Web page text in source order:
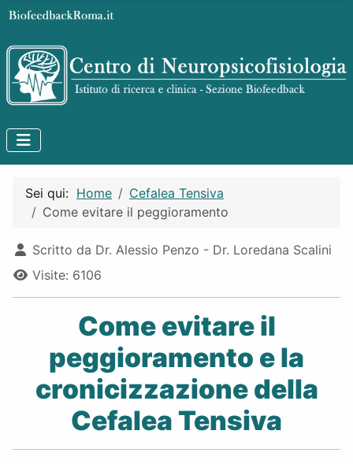
Sei qui: Home
Cefalea Tensiva
Come evitare il peggioramento
Dettagli
Scritto da Dr. Alessio Penzo - Dr. Loredana Scalini
Visite: 6106
Come evitare il
peggioramento e la
cronicizzazione della
Cefalea Tensiva